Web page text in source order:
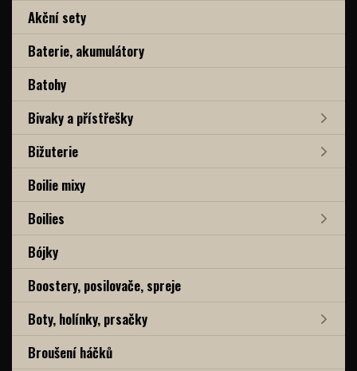
Akční sety
Baterie, akumulátory
Batohy
Bivaky a přístřešky
Bižuterie
Boilie mixy
Boilies
Bójky
Boostery, posilovače, spreje
Boty, holínky, prsačky
Broušení háčků